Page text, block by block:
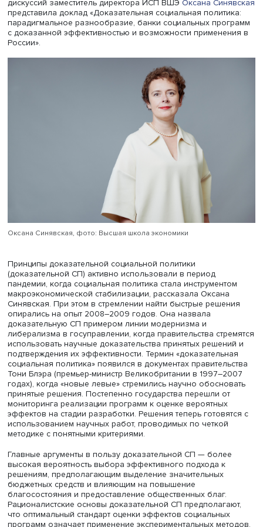
Институт социальной политики(ИСП) ВШЭ организовал
рамках стратегического проекта «Социальная политика
устойчивого развития и инклюзивного
роста» серию дискуссий «Доказательный подход в
политике: pro et contra». На первом семинаре в рамках
дискуссий заместитель директора ИСП ВШЭ
представила доклад «Доказательная социальная
парадигмальное разнообразие, банки социальных
с доказанной эффективностью и возможности
Оксана Синявская, фото: Высшая школа экономики
Принципы доказательной социальной политики
(доказательной СП) активно использовали в период
пандемии, когда социальная политика стала
макроэкономической стабилизации, рассказала
Синявская. При этом в стремлении найти быстрые
опирались на опыт 2008–2009 годов. Она назвала
доказательную СП примером линии модернизма и
либерализма в госуправлении, когда правительства
использовать научные доказательства принятых
подтверждения их эффективности. Термин
социальная политика» появился в документах
Тони Блэра (премьер-министр Великобритании в
годах), когда «новые левые» стремились научно